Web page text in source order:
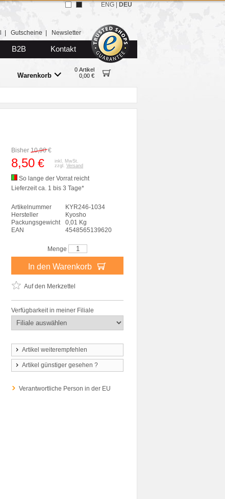
Gutscheine Newsletter
B2B Kontakt
Warenkorb
0 Artikel
0,00 €
ENG DEU
Bisher 10,90€
8,50 €
inkl. MwSt.
zzgl. Versand
So lange der Vorrat reicht
Lieferzeit ca. 1 bis 3 Tage*
Artikelnummer
KYR246-1034
Hersteller
Kyosho
Packungsgewicht
0,01 Kg
EAN
4548565139620
Menge
In den Warenkorb
Auf den Merkzettel
Verfügbarkeit in meiner Filiale
Artikel weiterempfehlen
Artikel günstiger gesehen ?
Verantwortliche Person in der EU